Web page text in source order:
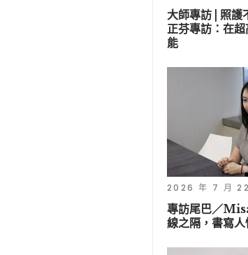
大師專訪 | 照護
正芬專訪：在
能
2026 年 7 月
專訪尾巴／
線之隔，書寫